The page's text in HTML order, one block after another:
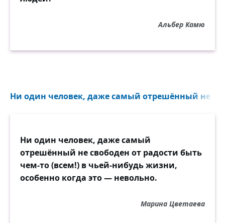
Альбер Камю
Ни один человек, даже самый отрешённый не
Ни один человек, даже самый
отрешённый не свободен от радости быть
чем-то (всем!) в чьей-нибудь жизни,
особенно когда это — невольно.
Марина Цветаева